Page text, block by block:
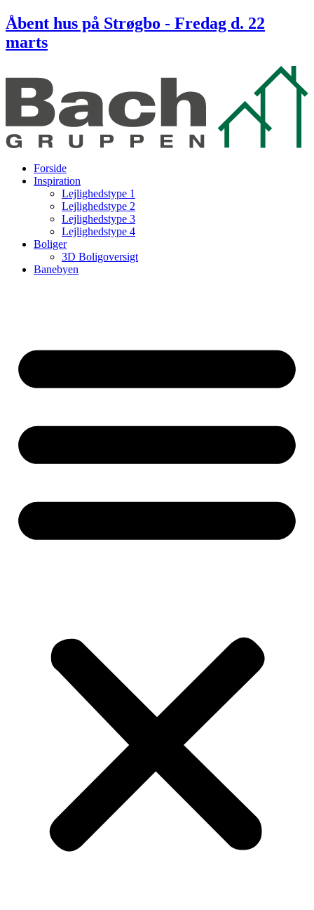
Skip
to
content
Åbent hus på Strøgbo - Fredag d. 22
marts
Forside
Inspiration
Lejlighedstype 1
Lejlighedstype 2
Lejlighedstype 3
Lejlighedstype 4
Boliger
3D Boligoversigt
Banebyen